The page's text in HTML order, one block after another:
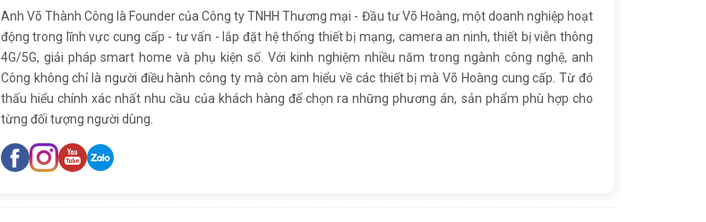
Anh Võ Thành Công là Founder của Công ty TNHH Thương mại - Đầu tư Võ Hoàng, một doanh nghiệp hoạt
động trong lĩnh vực cung cấp - tư vấn - lắp đặt hệ thống thiết bị mạng, camera an ninh, thiết bị viễn thông
4G/5G, giải pháp smart home và phụ kiện số. Với kinh nghiệm nhiều năm trong ngành công nghệ, anh
Công không chỉ là người điều hành công ty mà còn am hiểu về các thiết bị mà Võ Hoàng cung cấp. Từ đó
thấu hiểu chính xác nhất nhu cầu của khách hàng để chọn ra những phương án, sản phẩm phù hợp cho
từng đối tượng người dùng.